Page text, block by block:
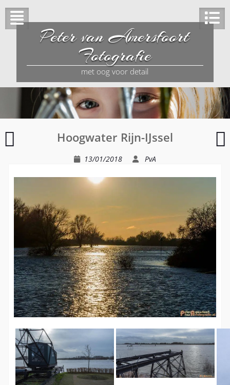
Peter van Amersfoort
Fotografie
met oog voor detail
EindejaarsfeestHoogwater Rijn-IJssel
13/01/2018
PvA